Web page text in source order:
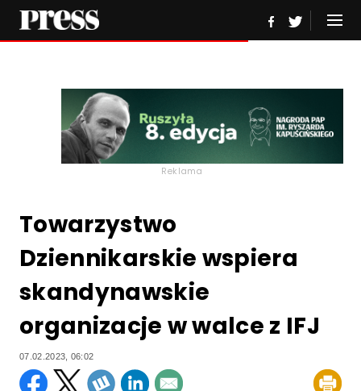
Reklama
Towarzystwo
Dziennikarskie wspiera
skandynawskie
organizacje w walce z IFJ
07.02.2023, 06:02